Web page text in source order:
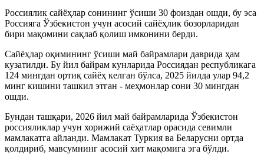
Россиялик сайёҳлар сонининг ўсиши 30 фоиздан ошди, бу эса
Россияга Ўзбекистон учун асосий сайёҳлик бозорларидан
бири мақомини сақлаб қолиш имконини берди.
Сайёҳлар оқимининг ўсиши май байрамлари даврида ҳам
кузатилди. Бу йил байрам кунларида Россиядан республикага
124 мингдан ортиқ сайёҳ келган бўлса, 2025 йилда улар 94,2
минг кишини ташкил этган - меҳмонлар сони 30 мингдан
ошди.
Бундан ташқари, 2026 йил май байрамларида Ўзбекистон
россияликлар учун хорижий саёҳатлар орасида севимли
мамлакатга айланди. Мамлакат Туркия ва Беларусни ортда
қолдириб, мавсумнинг асосий хит мақомига эга бўлди.